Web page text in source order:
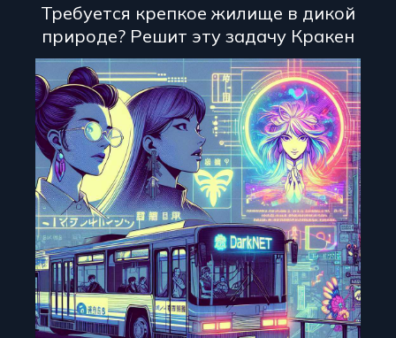
Требуется крепкое жилище в дикой
природе? Решит эту задачу Кракен